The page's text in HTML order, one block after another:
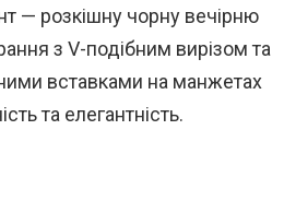
— розкішну чорну вечірню
з V-подібним вирізом та
вставками на манжетах
та елегантність.